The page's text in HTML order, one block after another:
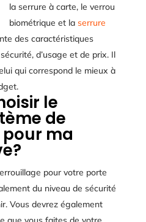
la serrure à carte, le verrou
biométrique et la serrure
des caractéristiques
d’usage et de prix. Il
qui correspond le mieux à
le
de
ma
pour votre porte
du niveau de sécurité
Vous devrez également